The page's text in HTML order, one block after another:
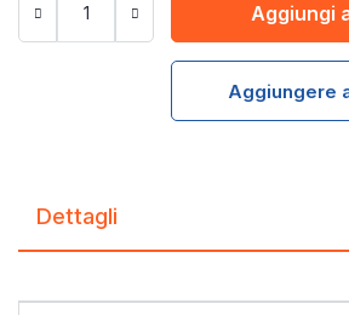
Aggiungi
Aggiungere
Dettagli